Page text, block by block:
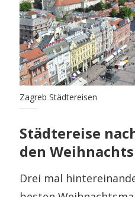
Zagreb Städtereisen
Städtereise
den
Drei mal